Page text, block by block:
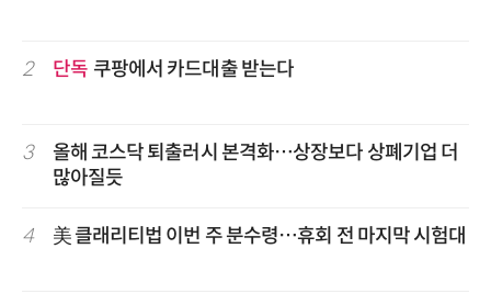
2 단독 쿠팡에서 카드대출 받는다
3
올해 코스닥 퇴출러시 본격화…상장보다 상폐기업 더
많아질듯
4 美 클래리티법 이번 주 분수령…휴회 전 마지막 시험대